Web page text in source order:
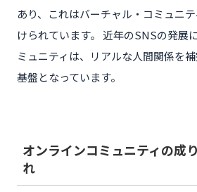
あり、これはバーチャル・コミュニ
けられています。 近年のSNSの発展
ミュニティは、リアルな人間関係を
基盤となっています。
オンラインコミュニティの成
れ